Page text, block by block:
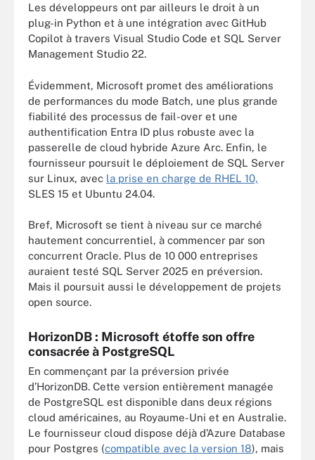
Les développeurs ont par ailleurs le droit à un
plug-in Python et à une intégration avec GitHub
Copilot à travers Visual Studio Code et SQL Server
Management Studio 22.
Évidemment, Microsoft promet des améliorations
de performances du mode Batch, une plus grande
fiabilité des processus de fail-over et une
authentification Entra ID plus robuste avec la
passerelle de cloud hybride Azure Arc. Enfin, le
fournisseur poursuit le déploiement de SQL Server
sur Linux, avec la prise en charge de RHEL 10,
SLES 15 et Ubuntu 24.04.
Bref, Microsoft se tient à niveau sur ce marché
hautement concurrentiel, à commencer par son
concurrent Oracle. Plus de 10 000 entreprises
auraient testé SQL Server 2025 en préversion.
Mais il poursuit aussi le développement de projets
open source.
HorizonDB : Microsoft étoffe son offre
consacrée à PostgreSQL
En commençant par la préversion privée
d’HorizonDB. Cette version entièrement managée
de PostgreSQL est disponible dans deux régions
cloud américaines, au Royaume-Uni et en Australie.
Le fournisseur cloud dispose déjà d’Azure Database
pour Postgres (compatible avec la version 18), mais